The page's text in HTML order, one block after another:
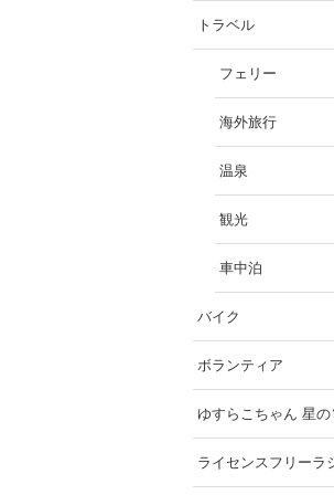
トラベル
フェリー
海外旅行
温泉
観光
車中泊
バイク
ボランティア
ゆすらこちゃん 星
ライセンスフリーラ